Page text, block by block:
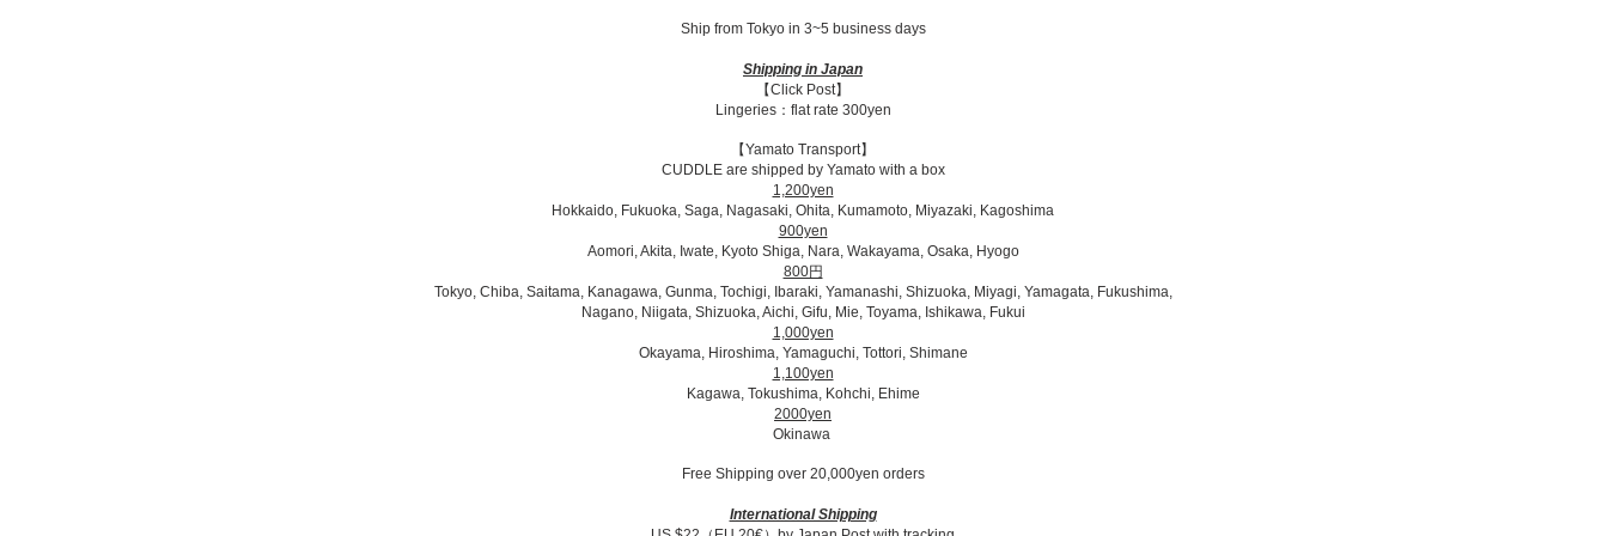
Ship from Tokyo in 3~5 business days​
Shipping in Japan
【Click Post】
Lingeries：flat rate 300yen
【Yamato Transport】
CUDDLE are shipped by Yamato with a box
1,200yen
Hokkaido, Fukuoka, Saga, Nagasaki, Ohita, Kumamoto, Miyazaki, Kagoshima
900yen
Aomori, Akita, Iwate, Kyoto Shiga, Nara, Wakayama, Osaka, Hyogo
800円
Tokyo, Chiba, Saitama, Kanagawa, Gunma, Tochigi, Ibaraki, Yamanashi, Shizuoka, Miyagi, Yamagata, Fukushima,
Nagano, Niigata, Shizuoka, Aichi, Gifu, Mie, Toyama, Ishikawa, Fukui
1,000yen
Okayama, Hiroshima, Yamaguchi, Tottori, Shimane
1,100yen
Kagawa, Tokushima, Kohchi, Ehime
2000yen
Okinawa
Free Shipping over 20,000yen orders
International Shipping